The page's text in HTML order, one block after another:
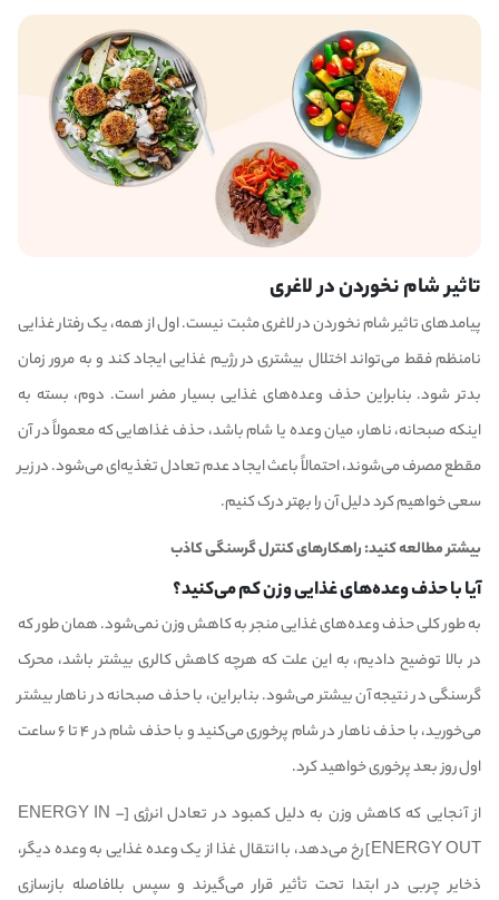
تاثیر شام نخوردن در لاغری
پیامد‌های تاثیر شام نخوردن در لاغری مثبت نیست. اول از همه، یک رفتار غذایی
نامنظم فقط می‌تواند اختلال بیشتری در رژیم غذایی ایجاد کند و به مرور زمان
بدتر شود. بنابراین حذف وعده‌های غذایی بسیار مضر است. دوم، بسته به
اینکه صبحانه، ناهار، میان وعده یا شام باشد، حذف غذا‌هایی که معمولاً در آن
مقطع مصرف می‌شوند، احتمالاً باعث ایجاد عدم تعادل تغذیه‌ای می‌شود. در زیر
سعی خواهیم کرد دلیل آن را بهتر درک کنیم.
بیشتر مطالعه کنید:راهکارهای کنترل گرسنگی کاذب
آیا با حذف وعده‌های غذایی وزن کم می‌کنید؟
به طور کلی حذف وعده‌های غذایی منجر به کاهش وزن نمی‌شود. همان طور که
در بالا توضیح دادیم، به این علت که هرچه کاهش کالری بیشتر باشد، محرک
گرسنگی در نتیجه آن بیشتر می‌شود. بنابراین، با حذف صبحانه در ناهار بیشتر
می‌خورید، با حذف ناهار در شام پرخوری می‌کنید و با حذف شام در ۴ تا ۶ ساعت
اول روز بعد پرخوری خواهید کرد.
از آنجایی که کاهش وزن به دلیل کمبود در تعادل انرژی [ENERGY IN –
ENERGY OUT] رخ می‌دهد، با انتقال غذا از یک وعده غذایی به وعده دیگر،
ذخایر چربی در ابتدا تحت تأثیر قرار می‌گیرند و سپس بلافاصله بازسازی